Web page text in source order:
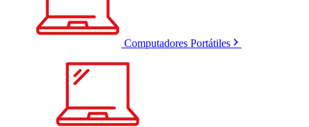
Computadores Portátiles